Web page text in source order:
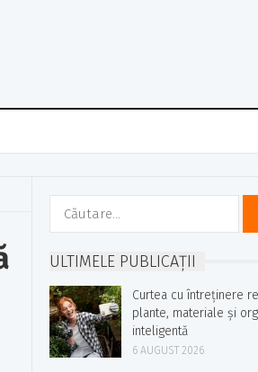
Caută
după:
ULTIMELE PUBLICAȚII
Curtea cu întreținere
plante, materiale și
inteligentă
6 AUGUST 2026